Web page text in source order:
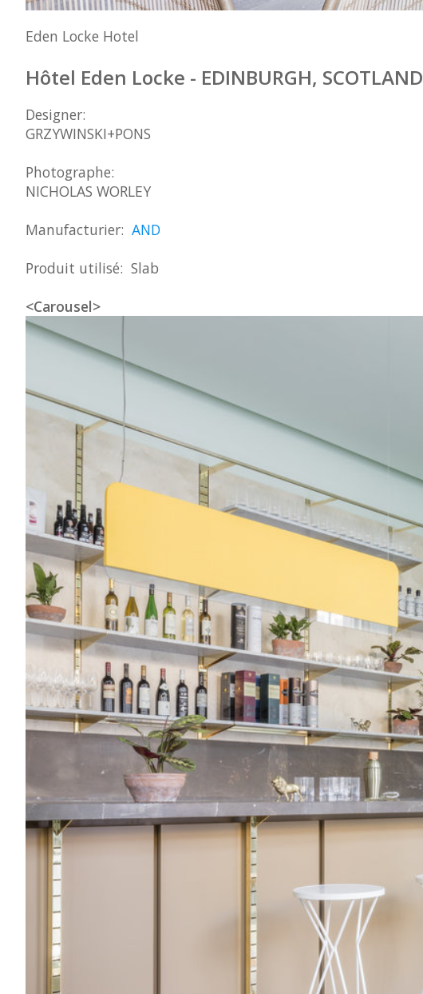
Eden Locke Hotel
Hôtel Eden Locke - EDINBURGH, SCOTLAND
Designer:
GRZYWINSKI+PONS
Photographe:
NICHOLAS WORLEY
Manufacturier: AND
Produit utilisé: Slab
<Carousel>